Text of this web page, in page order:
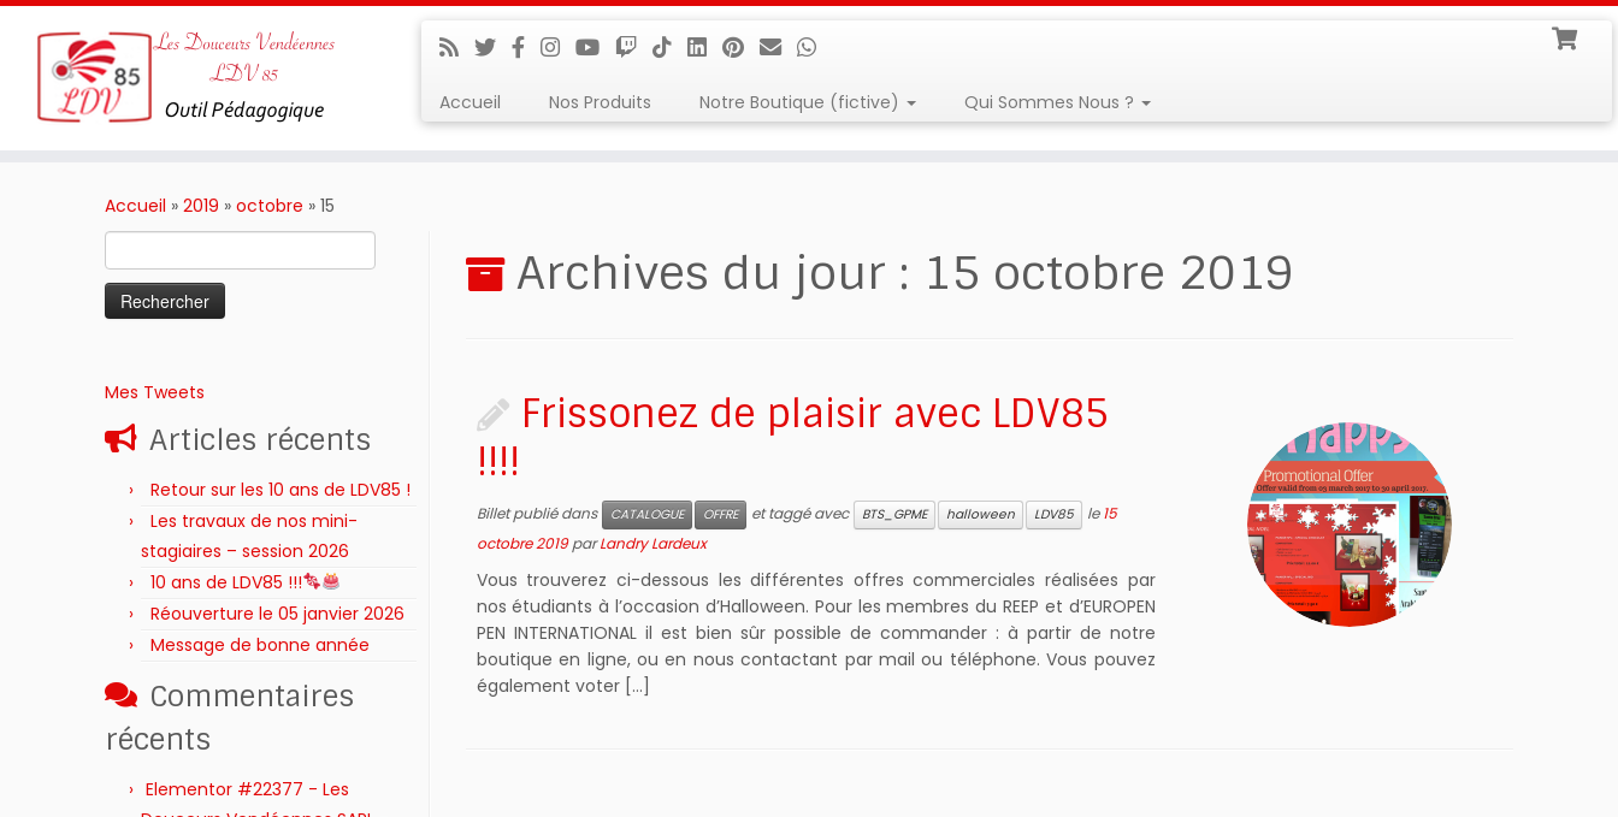
Accueil Nos Produits Notre Boutique (fictive) Qui Sommes Nous ?
Accueil » 2019 » octobre » 15
Mes Tweets
Articles récents
Retour sur les 10 ans de LDV85 !
Les travaux de nos mini-
stagiaires – session 2026 ‍‍‍‍‍
10 ans de LDV85 !!!
Réouverture le 05 janvier 2026
Message de bonne année
Commentaires
récents
Elementor #22377 - Les
Archives du jour : 15 octobre 2019
Frissonez de plaisir avec LDV85
!!!!
Billet publié dans CATALOGUE OFFRE et taggé avec BTS_GPME halloween LDV85 le15
octobre 2019 parLandry Lardeux
Vous trouverez ci-dessous les différentes offres commerciales réalisées par
nos étudiants à l’occasion d’Halloween. Pour les membres du REEP et d’EUROPEN
PEN INTERNATIONAL il est bien sûr possible de commander : à partir de notre
boutique en ligne, ou en nous contactant par mail ou téléphone. Vous pouvez
également voter […]